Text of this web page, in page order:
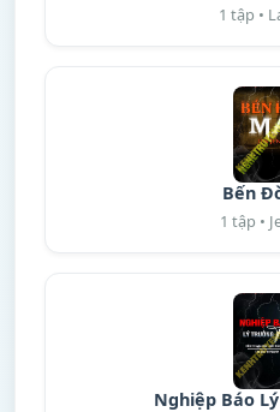
1 tập •
Bến
1 tập •
Nghiệp Báo